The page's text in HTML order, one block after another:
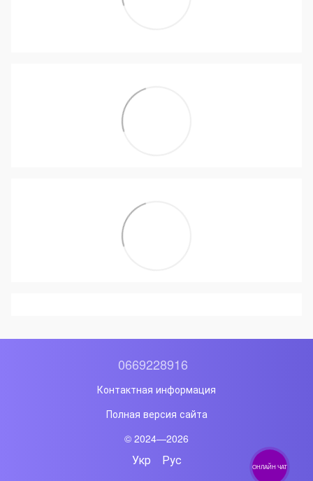
0669228916
Контактная информация
Полная версия сайта
© 2024—2026
Укр Рус ОНЛАЙН ЧАТ